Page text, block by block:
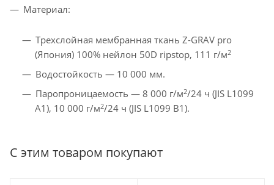
Материал:
Трехслойная мембранная ткань Z-GRAV pro
(Япония) 100% нейлон 50D ripstop, 111 г/м2
Водостойкость — 10 000 мм.
Паропроницаемость — 8 000 г/м2/24 ч (JIS L1099
A1), 10 000 г/м2/24 ч (JIS L1099 B1).
С этим товаром покупают